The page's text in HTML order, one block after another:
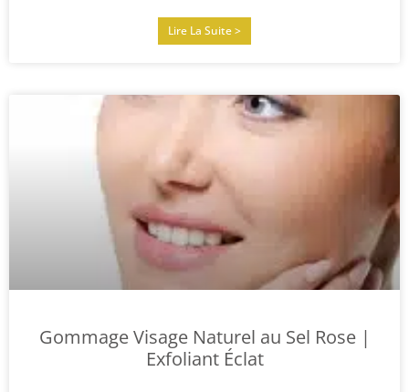
Lire La Suite >
Gommage Visage Naturel au Sel Rose |
Exfoliant Éclat